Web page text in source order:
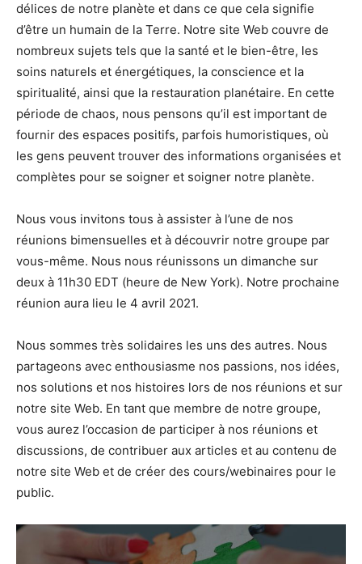
délices de notre planète et dans ce que cela signifie
d’être un humain de la Terre. Notre site Web couvre de
nombreux sujets tels que la santé et le bien-être, les
soins naturels et énergétiques, la conscience et la
spiritualité, ainsi que la restauration planétaire. En cette
période de chaos, nous pensons qu’il est important de
fournir des espaces positifs, parfois humoristiques, où
les gens peuvent trouver des informations organisées et
complètes pour se soigner et soigner notre planète.
Nous vous invitons tous à assister à l’une de nos
réunions bimensuelles et à découvrir notre groupe par
vous-même. Nous nous réunissons un dimanche sur
deux à 11h30 EDT (heure de New York). Notre prochaine
réunion aura lieu le 4 avril 2021.
Nous sommes très solidaires les uns des autres. Nous
partageons avec enthousiasme nos passions, nos idées,
nos solutions et nos histoires lors de nos réunions et sur
notre site Web. En tant que membre de notre groupe,
vous aurez l’occasion de participer à nos réunions et
discussions, de contribuer aux articles et au contenu de
notre site Web et de créer des cours/webinaires pour le
public.